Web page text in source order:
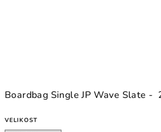
Boardbag Single JP Wave Slate -
VELIKOST